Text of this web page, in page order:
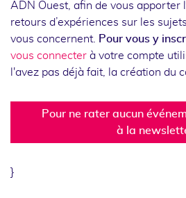
ADN Ouest, afin de vous apporter
retours d’expériences sur les
vous concernent.
Pour vous y
vous connecter à votre compte
l'avez pas déjà fait, la création du
Pour ne rater aucun
à la
}